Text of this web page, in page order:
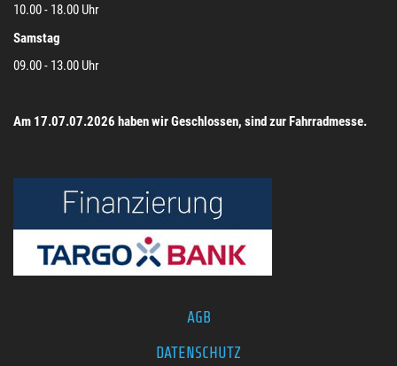
10.00 - 18.00 Uhr
Samstag
09.00 - 13.00 Uhr
Am 17.07.07.2026 haben wir Geschlossen, sind zur Fahrradmesse.
AGB
DATENSCHUTZ